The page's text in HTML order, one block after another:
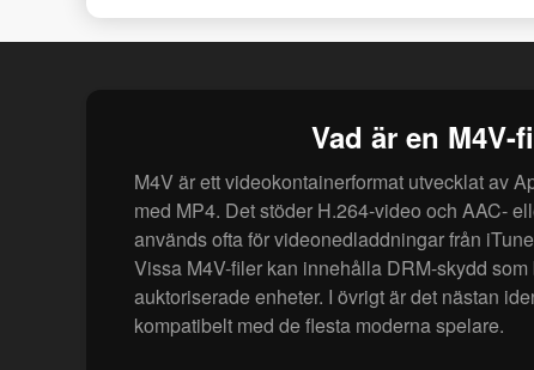
Vad är en M4V-
M4V är ett videokontainerformat utvecklat av
med MP4. Det stöder H.264-video och AAC-
används ofta för videonedladdningar från
Vissa M4V-filer kan innehålla DRM-skydd
auktoriserade enheter. I övrigt är det nästan
kompatibelt med de flesta moderna spelare.